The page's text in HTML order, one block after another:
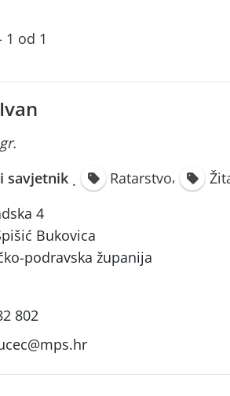
1 od 1
savjetnik · Ratarstvo,
4
Bukovica
podravska županija
802